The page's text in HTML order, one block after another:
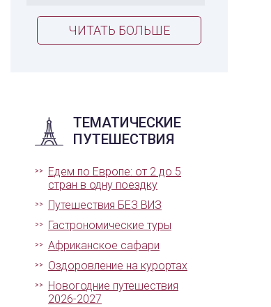
ЧИТАТЬ БОЛЬШЕ
ТЕМАТИЧЕСКИЕ
ПУТЕШЕСТВИЯ
Едем по Европе: от 2 до 5
стран в одну поездку
Путешествия БЕЗ ВИЗ
Гастрономические туры
Африканское сафари
Оздоровление на курортах
Новогодние путешествия
2026-2027